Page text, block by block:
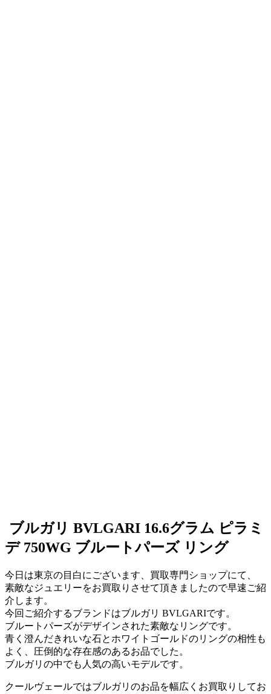
ブルガリ BVLGARI 16.6グラム ピラミ
デ 750WG ブルートパーズ リング
今日は東京の目白にございます、買取専門ショップにて、
素敵なジュエリーをお買取りさせて頂きましたので早速ご紹
介します。
今回ご紹介するブランドはブルガリ BVLGARIです。
ブルートパーズがデザインされた素敵なリングです。
青く澄んだきれいな石とホワイトゴールドのリングの相性も
よく、圧倒的な存在感のあるお品でした。
ブルガリの中でも人気の高いモデルです。
クールヴェールではブルガリのお品を幅広くお買取りしてお